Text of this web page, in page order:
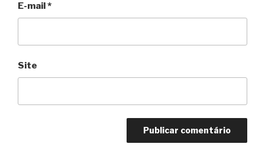
E-mail*
Site